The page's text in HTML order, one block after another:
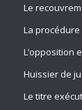
Le
La procédure
L’opposition
Huissier de
Le titre